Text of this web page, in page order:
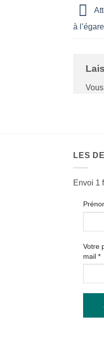
à
LES
Envoi 1
Votre
mail *